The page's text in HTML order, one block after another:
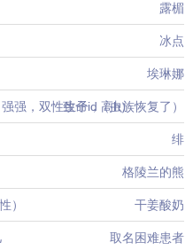
露楣
冰点
埃琳娜
强，双性生子，高h）
致命id（虫族恢复了）
绯
格陵兰的熊
） 干姜酸奶
取名困难患者